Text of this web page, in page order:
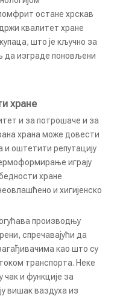
остане хрскав
квалитет хране
што је кључно за
да изграде поновљени
хране
и за потрошаче и за
храна може довести
оштетити репутацију
играју
хране
и хигијенско
производњу
спречавајући да
као што су
транспорта. Неке
и функције за
вишак ваздуха из